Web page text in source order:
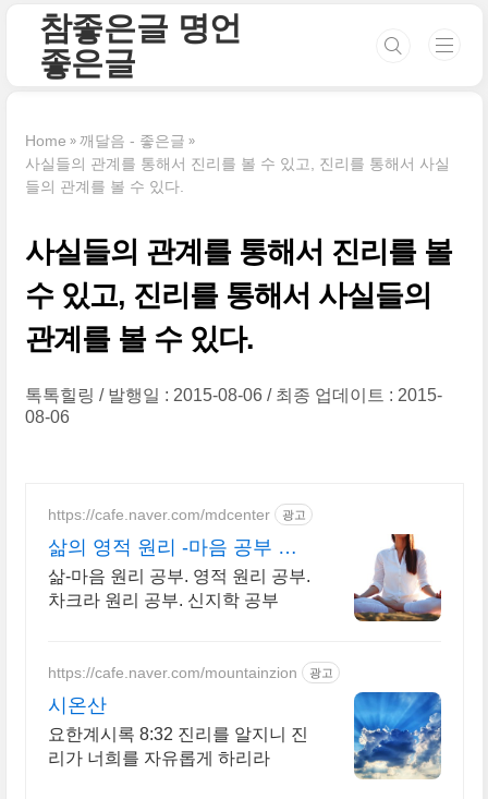
참좋은글 명언
좋은글
Home
깨달음 - 좋은글
사실들의 관계를 통해서 진리를 볼 수 있고, 진리를 통해서 사실
들의 관계를 볼 수 있다.
사실들의 관계를 통해서 진리를 볼
수 있고, 진리를 통해서 사실들의
관계를 볼 수 있다.
톡톡힐링 발행일 : 2015-08-06
최종 업데이트 : 2015-
08-06
https://cafe.naver.com/mdcenter 광고
삶의 영적 원리 -마음 공부 담
마 명상 치유 센터
삶-마음 원리 공부. 영적 원리 공부.
차크라 원리 공부. 신지학 공부
https://cafe.naver.com/mountainzion 광고
시온산
요한계시록 8:32 진리를 알지니 진
리가 너희를 자유롭게 하리라